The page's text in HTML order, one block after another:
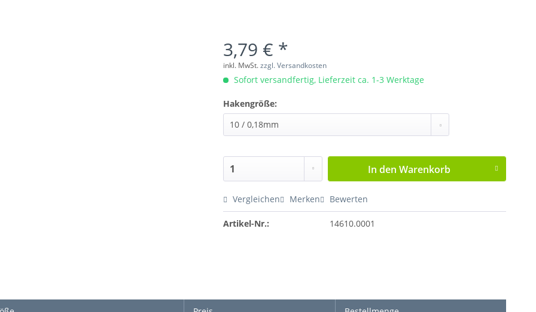
3,79 € *
inkl. MwSt.zzgl. Versandkosten
Sofort versandfertig, Lieferzeit ca. 1-3 Werktage
Hakengröße:
In den Warenkorb
Vergleichen Merken Bewerten
Artikel-Nr.: 14610.0001